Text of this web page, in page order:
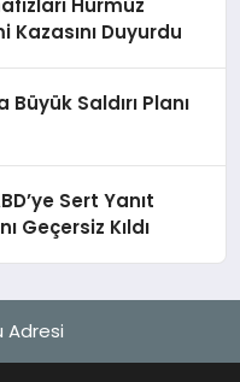
Hürmüz
Kazasını Duyurdu
Büyük Saldırı Planı
Sert Yanıt
Geçersiz Kıldı
Adresi